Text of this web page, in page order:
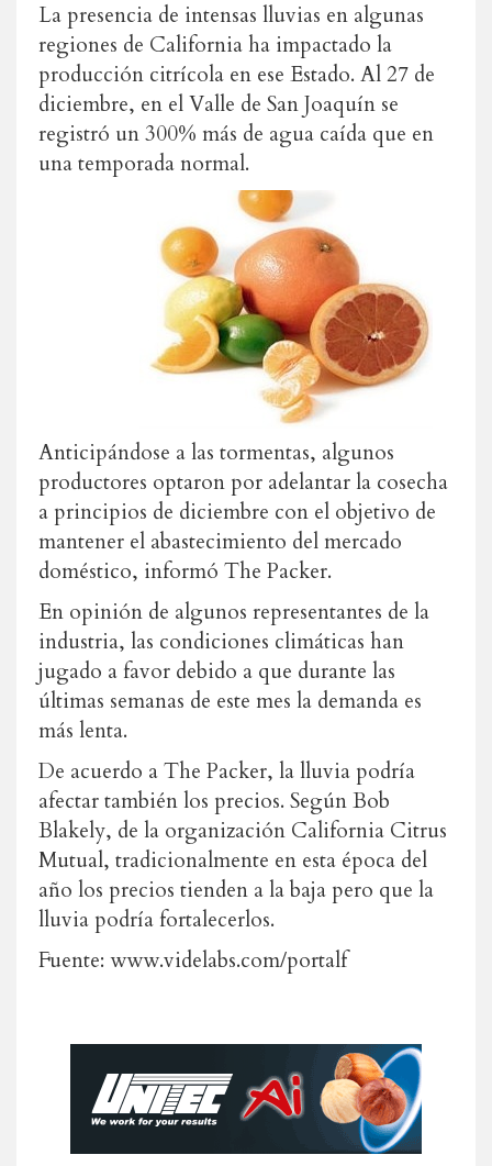
La presencia de intensas lluvias en algunas
regiones de California ha impactado la
producción citrícola en ese Estado. Al 27 de
diciembre, en el Valle de San Joaquín se
registró un 300% más de agua caída que en
una temporada normal.
Anticipándose a las tormentas, algunos
productores optaron por adelantar la cosecha
a principios de diciembre con el objetivo de
mantener el abastecimiento del mercado
doméstico, informó The Packer.
En opinión de algunos representantes de la
industria, las condiciones climáticas han
jugado a favor debido a que durante las
últimas semanas de este mes la demanda es
más lenta.
De acuerdo a The Packer, la lluvia podría
afectar también los precios. Según Bob
Blakely, de la organización California Citrus
Mutual, tradicionalmente en esta época del
año los precios tienden a la baja pero que la
lluvia podría fortalecerlos.
Fuente: www.videlabs.com/portalf